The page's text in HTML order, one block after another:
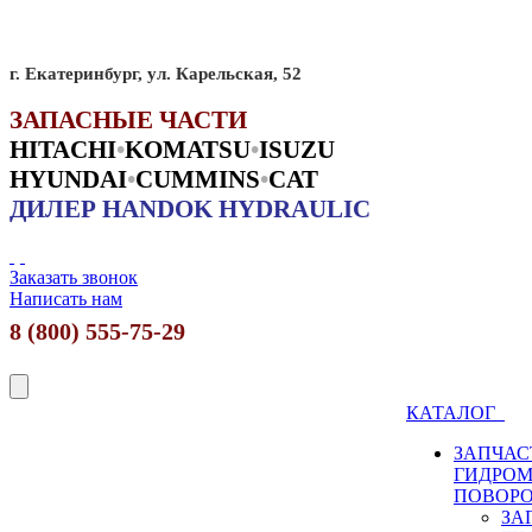
г. Екатеринбург, ул. Карельская, 52
ЗАПАСНЫЕ ЧАСТИ
HITACHI•KOMATSU•ISUZU
HYUNDAI•CUMMINS•CAT
ДИЛЕР HANDOK HYDRAULIC
Заказать звонок
Написать нам
8 (800) 555-75-29
КАТАЛОГ